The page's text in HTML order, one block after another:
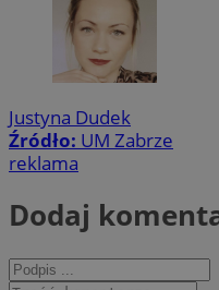
Justyna Dudek
Źródło: UM Zabrze
reklama
Dodaj